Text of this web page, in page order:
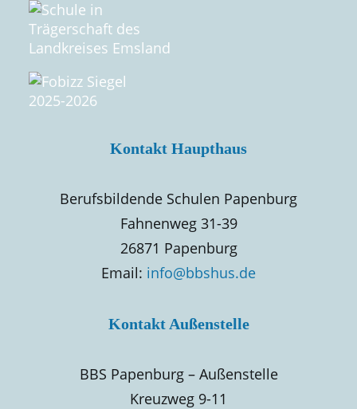
Kontakt Haupthaus
Berufsbildende Schulen Papenburg
Fahnenweg 31-39
26871 Papenburg
Email: info@bbshus.de
Kontakt Außenstelle
BBS Papenburg – Außenstelle
Kreuzweg 9-11